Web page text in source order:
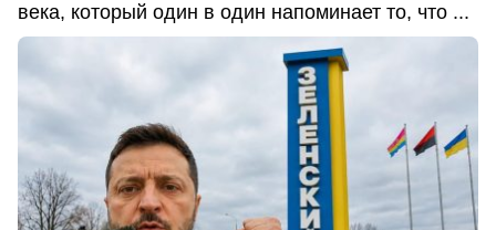
века, который один в один напоминает то, что ...